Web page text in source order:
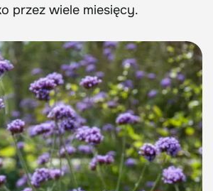
przez wiele miesięcy.